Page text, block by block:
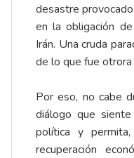
desastre
en la obligación
Irán. Una cruda
de lo que fue otrora
Por eso, no cabe
diálogo que
política y
recuperación